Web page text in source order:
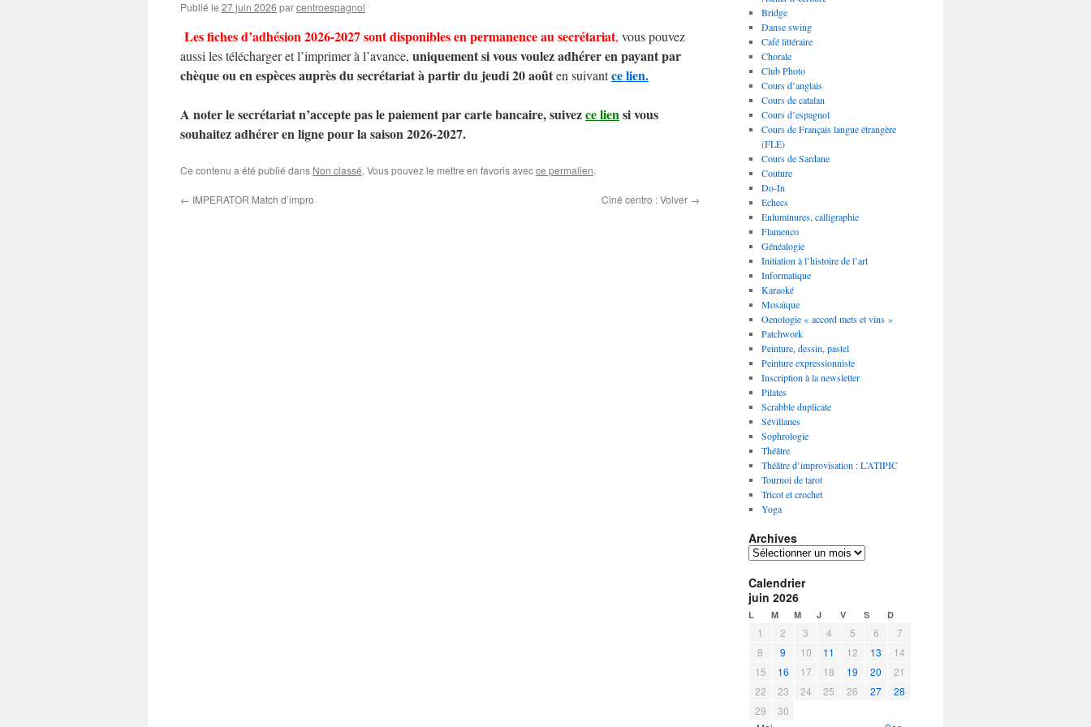
Publié le 27 juin 2026 parcentroespagnol
Les fiches d’adhésion 2026-2027 sont disponibles en permanence au secrétariat, vous pouvez
aussi lestélécharger et l’imprimer à l’avance, uniquement si vous voulez adhérer en payant par
chèque ou en espèces auprès du secrétariat à partir du jeudi 20 aoûten suivantce lien.
A noter le secrétariat n’accepte pas le paiement par carte bancaire, suivezce liensi vous
souhaitez adhérer en ligne pour la saison 2026-2027.
Ce contenu a été publié dans Non classé. Vous pouvez le mettre en favoris avecce permalien.
← IMPERATOR Match d’impro Ciné centro : Volver →
Bridge
Danse swing
Café littéraire
Chorale
Club Photo
Cours d’anglais
Cours de catalan
Cours d’espagnol
Cours de Français langue étrangère
(FLE)
Cours de Sardane
Couture
Do-In
Echecs
Enluminures, calligraphie
Flamenco
Généalogie
Initiation à l’histoire de l’art
Informatique
Karaoké
Mosaïque
Oenologie « accord mets et vins »
Patchwork
Peinture, dessin, pastel
Peinture expressionniste
Inscription à la newsletter
Pilates
Scrabble duplicate
Sévillanes
Sophrologie
Théâtre
Théâtre d’improvisation : L’ATIPIC
Tournoi de tarot
Tricot et crochet
Yoga
Archives
A
c
h
i
Calendrier
juin 2026
L M M J V S D
1 2 3 4 5 6
7
8
9 10 11 12 13
14
15
16 17 18 19 20
21
22
23 24 25 26 27
28
29
30